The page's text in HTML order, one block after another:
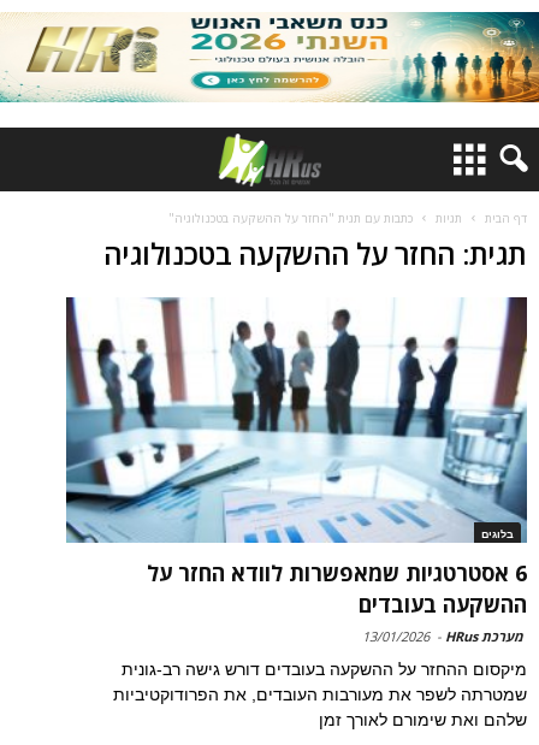
דף הבית תגיות כתבות עם תגית "החזר על ההשקעה בטכנולוגיה"
תגית: החזר על ההשקעה בטכנולוגיה
בלוגים
6 אסטרטגיות שמאפשרות לוודא החזר על
ההשקעה בעובדים
מערכת HRus -
13/01/2026
מיקסום ההחזר על ההשקעה בעובדים דורש גישה רב-גונית
שמטרתה לשפר את מעורבות העובדים, את הפרודוקטיביות
שלהם ואת שימורם לאורך זמן